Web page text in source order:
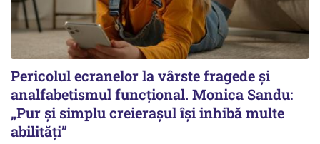
Pericolul ecranelor la vârste fragede și
analfabetismul funcțional. Monica Sandu:
„Pur și simplu creierașul își inhibă multe
abilități”